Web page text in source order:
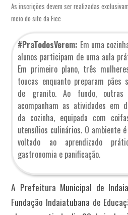
As inscrições devem ser realizadas
meio do site da Fiec
#PraTodosVerem: Em uma
alunos participam de uma aula
Em primeiro plano, três
toucas enquanto preparam pães
de granito. Ao fundo, outras
acompanham as atividades em
da cozinha, equipada com
utensílios culinários. O ambiente
voltado ao aprendizado
gastronomia e panificação.
A Prefeitura Municipal de
Fundação Indaiatubana de